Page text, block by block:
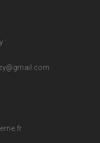
:
gmail.com